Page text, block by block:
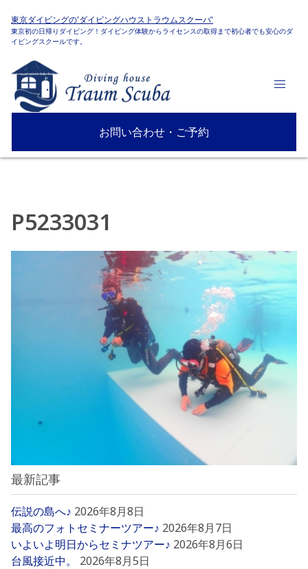
東京ダイビングの'ダイビングハウストラウムスクーバ'
東京初の日帰りダイビング！ダイビング体験からライセンスの取得まで初心者でも安心のダ
イビングスクールです。
お問い合わせ・ご予約
P5233031
最新記事
伝説の島へ♪ 2026年8月8日
最高のフォトセミナーツアー♪ 2026年8月7日
いよいよ明日からセミナツアー♪ 2026年8月6日
台風接近中。
2026年8月5日